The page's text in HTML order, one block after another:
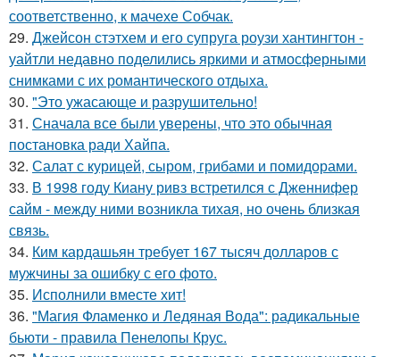
соответственно, к мачехе Собчак.
29. Джейсон стэтхем и его супруга роузи хантингтон -
уайтли недавно поделились яркими и атмосферными
снимками с их романтического отдыха.
30. "Это ужасающе и разрушительно!
31. Сначала все были уверены, что это обычная
постановка ради Хайпа.
32. Салат с курицей, сыром, грибами и помидорами.
33. В 1998 году Киану ривз встретился с Дженнифер
сайм - между ними возникла тихая, но очень близкая
связь.
34. Ким кардашьян требует 167 тысяч долларов с
мужчины за ошибку с его фото.
35. Исполнили вместе хит!
36. "Магия Фламенко и Ледяная Вода": радикальные
бьюти - правила Пенелопы Крус.